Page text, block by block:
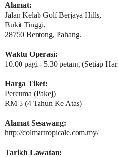
Alamat:
Jalan Kelab Golf Berjaya Hills,
Bukit Tinggi,
28750 Bentong, Pahang.
Waktu Operasi:
10.00 pagi - 5.30 petang (Setiap
Harga Tiket:
Percuma (Pakej)
RM 5 (4 Tahun Ke Atas)
Alamat Sesawang:
http://colmartropicale.com.my/
Tarikh Lawatan: